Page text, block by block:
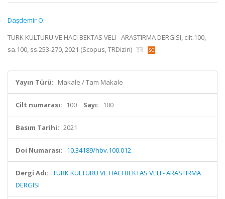
Daşdemir Ö.
TURK KULTURU VE HACI BEKTAS VELI - ARASTIRMA DERGISI, cilt.100,
sa.100, ss.253-270, 2021 (Scopus, TRDizin)
Yayın Türü: Makale / Tam Makale
Cilt numarası: 100 Sayı: 100
Basım Tarihi: 2021
Doi Numarası: 10.34189/hbv.100.012
Dergi Adı: TURK KULTURU VE HACI BEKTAS VELI - ARASTIRMA
DERGISI